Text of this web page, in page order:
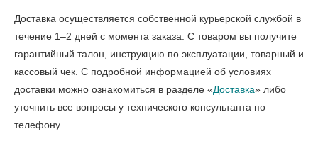
Доставка осуществляется собственной курьерской службой в
течение 1–2 дней с момента заказа. С товаром вы получите
гарантийный талон, инструкцию по эксплуатации, товарный и
кассовый чек. С подробной информацией об условиях
доставки можно ознакомиться в разделе «Доставка» либо
уточнить все вопросы у технического консультанта по
телефону.